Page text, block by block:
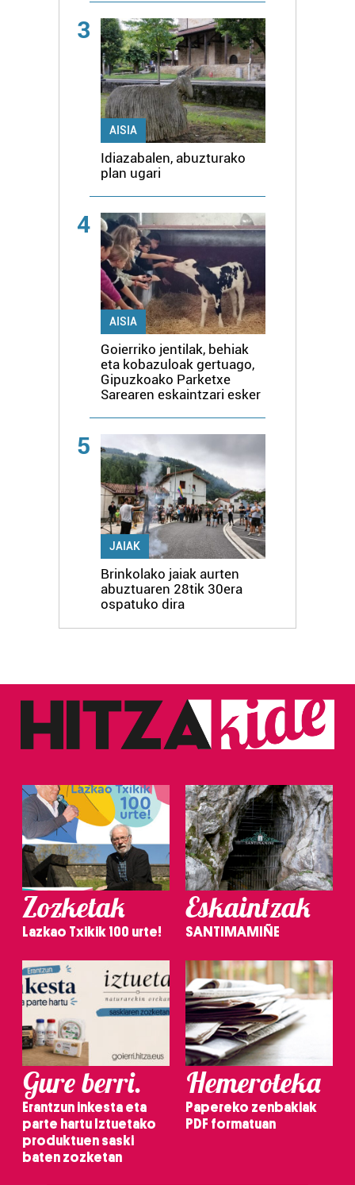
3
AISIA
Idiazabalen, abuzturako
plan ugari
4
AISIA
Goierriko jentilak, behiak
eta kobazuloak gertuago,
Gipuzkoako Parketxe
Sarearen eskaintzari esker
5
JAIAK
Brinkolako jaiak aurten
abuztuaren 28tik 30era
ospatuko dira
Zozketak
Lazkao Txikik 100 urte!
Eskaintzak
SANTIMAMIÑE
Gure berri.
Erantzun inkesta eta
parte hartu Iztuetako
produktuen saski
baten zozketan
Hemeroteka
Papereko zenbakiak
PDF formatuan